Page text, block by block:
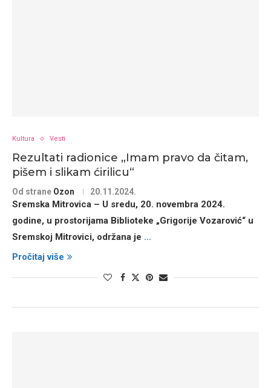
Kultura Vesti
Rezultati radionice „Imam pravo da čitam,
pišem i slikam ćirilicu“
Od strane Ozon 20.11.2024.
Sremska Mitrovica – U sredu, 20. novembra 2024.
godine, u prostorijama Biblioteke „Grigorije Vozarović“ u
Sremskoj Mitrovici, održana je ...
Pročitaj više